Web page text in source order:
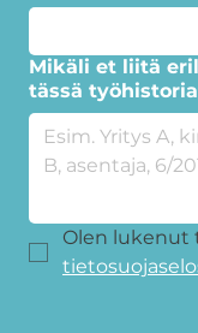
Mikäli et liitä
tässä